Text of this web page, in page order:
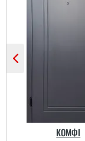
КОМФІ